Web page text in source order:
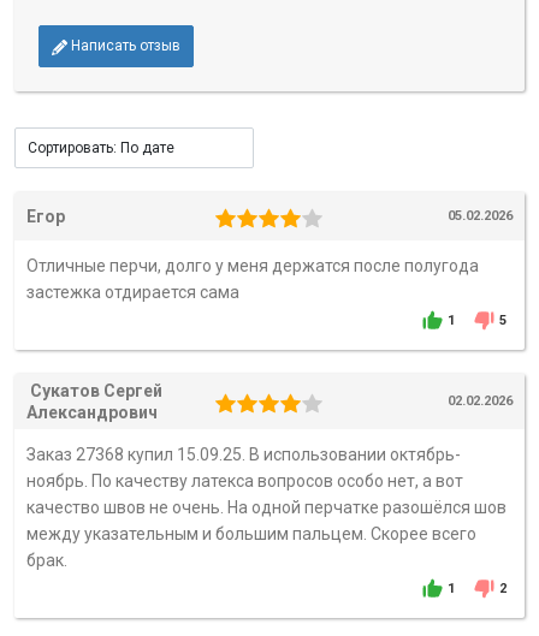
Написать отзыв
Егор 05.02.2026
Отличные перчи, долго у меня держатся после полугода
застежка отдирается сама
1 5
Сукатов Сергей
Александрович
02.02.2026
Заказ 27368 купил 15.09.25. В использовании октябрь-
ноябрь. По качеству латекса вопросов особо нет, а вот
качество швов не очень. На одной перчатке разошёлся шов
между указательным и большим пальцем. Скорее всего
брак.
1 2